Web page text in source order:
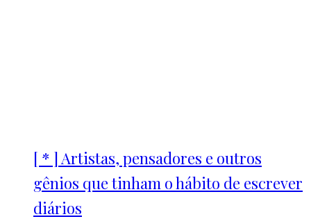
[ * ] Artistas, pensadores e outros
gênios que tinham o hábito de escrever
diários